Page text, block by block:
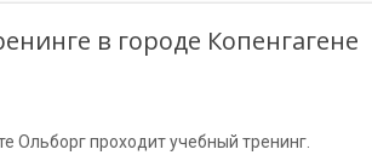
в городе Копенгагене
Ольборг проходит учебный тренинг.